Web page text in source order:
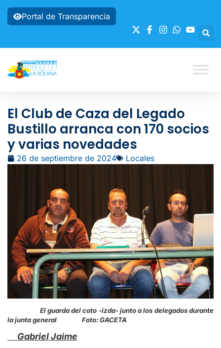
Portal de Transparencia
El Club de Caza del Legado
Bustillo arranca con 170 socios
y varias novedades
26 de septiembre de 2024 Locales
El guarda del coto -izda- junto a los delegados durante
la junta general Foto: GACETA
Gabriel Jaime